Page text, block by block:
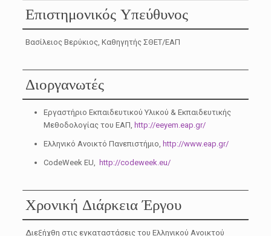
Επιστημονικός Υπεύθυνος
Βασίλειος Βερύκιος, Καθηγητής ΣΘΕΤ/ΕΑΠ
Διοργανωτές
Εργαστήριο Εκπαιδευτικού Υλικού & Εκπαιδευτικής
Μεθοδολογίας του ΕΑΠ, http://eeyem.eap.gr/
Ελληνικό Ανοικτό Πανεπιστήμιο, http://www.eap.gr/
CodeWeek EU, http://codeweek.eu/
Χρονική Διάρκεια Έργου
Διεξήχθη στις εγκαταστάσεις του Ελληνικού Ανοικτού